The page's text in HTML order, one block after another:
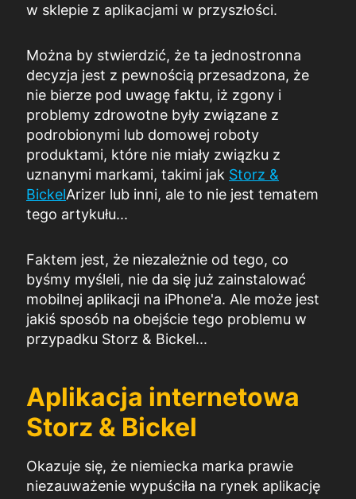
w sklepie z aplikacjami w przyszłości.
Można by stwierdzić, że ta jednostronna
decyzja jest z pewnością przesadzona, że
nie bierze pod uwagę faktu, iż zgony i
problemy zdrowotne były związane z
podrobionymi lub domowej roboty
produktami, które nie miały związku z
uznanymi markami, takimi jak Storz &
BickelArizer lub inni, ale to nie jest tematem
tego artykułu...
Faktem jest, że niezależnie od tego, co
byśmy myśleli, nie da się już zainstalować
mobilnej aplikacji na iPhone'a. Ale może jest
jakiś sposób na obejście tego problemu w
przypadku Storz & Bickel...
Aplikacja internetowa
Storz & Bickel
Okazuje się, że niemiecka marka prawie
niezauważenie wypuściła na rynek aplikację